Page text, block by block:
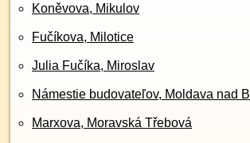
Koněvova, Mikulov
Fučíkova, Milotice
Julia Fučíka, Miroslav
Námestie budovateľov, Moldava nad
Marxova, Moravská Třebová